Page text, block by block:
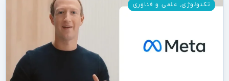
تکنولوژی, علمی و فناوری